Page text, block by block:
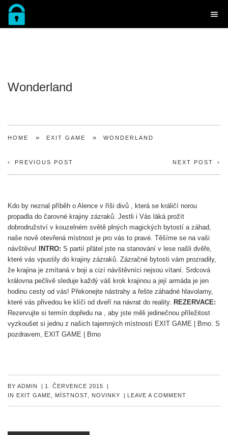
Wonderland
HOME » EXIT GAME » WONDERLAND
NEXT POST
PREVIOUS POST
Kdo by neznal příběh o Alence v říši divů , která se králičí norou
propadla do čarovné krajiny zázraků. Jestli i Vás láká prožít
dobrodružství v kouzelném světě plných magických bytostí a záhad,
naše nově otevřená místnost je pro vás to pravé. Těšíme se na vaši
návštěvu!
INTRO: S partií přátel jste na stanování v lese našli dvěře,
které vás vpustily do krajiny zázraků. Zázračné bytosti vám prozradily,
že krajina je zmítaná v boji a cizí návštěvníci nejsou vítaní. Srdcová
královna pečlivě sleduje každý váš krok krajinou a její armáda je jen
hodinu cesty od vás! Překonejte nástrahy a řešte záhadné hlavolamy,
které vás přivedou ke klíči od dveří na návrat do reality. REZERVACE:
Rezervujte si termín dopředu na , aby jste měli jedinečnou příležitost
vyzkoušet si jednu z našich tajemných místností EXIT GAME | Brno. S
pozdravem,
EXIT GAME | Brno
BY ADMIN 1. ČERVENCE 2015
IN
EXIT GAME MÍSTNOST NOVINKY LEAVE A COMMENT